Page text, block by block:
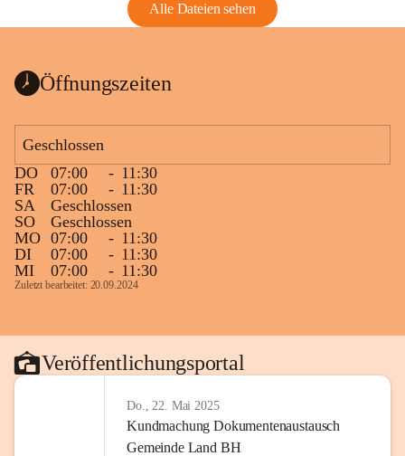
Alle Dateien sehen
Öffnungszeiten
Geschlossen
DO
07:00 - 11:30
FR
07:00 - 11:30
SA
Geschlossen
SO
Geschlossen
MO 07:00 - 11:30
DI
07:00 - 11:30
MI
07:00 - 11:30
Zuletzt bearbeitet: 20.09.2024
Veröffentlichungsportal
Do., 22. Mai 2025
Kundmachung Dokumentenaustausch
Gemeinde Land BH